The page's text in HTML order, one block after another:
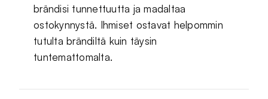
brändisi tunnettuutta ja madaltaa
ostokynnystä. Ihmiset ostavat helpommin
tutulta brändiltä kuin täysin
tuntemattomalta.